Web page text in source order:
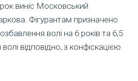
виніс Московський
Фігурантам призначено
волі на 6 років та 6,5
відповідно, з конфіскацією